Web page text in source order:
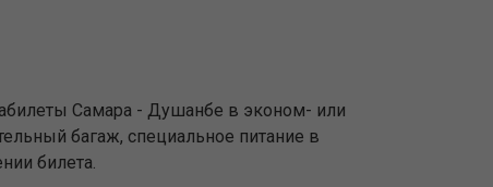
Самара - Душанбе в эконом- или
багаж, специальное питание в
билета.